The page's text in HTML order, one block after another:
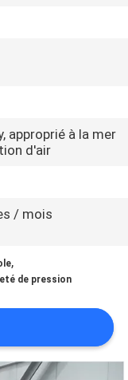
approprié à la mer
d'air
/ mois
,
de pression